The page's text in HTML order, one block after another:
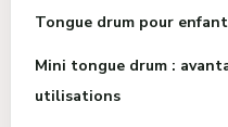
Tongue drum pour
Mini tongue drum :
utilisations